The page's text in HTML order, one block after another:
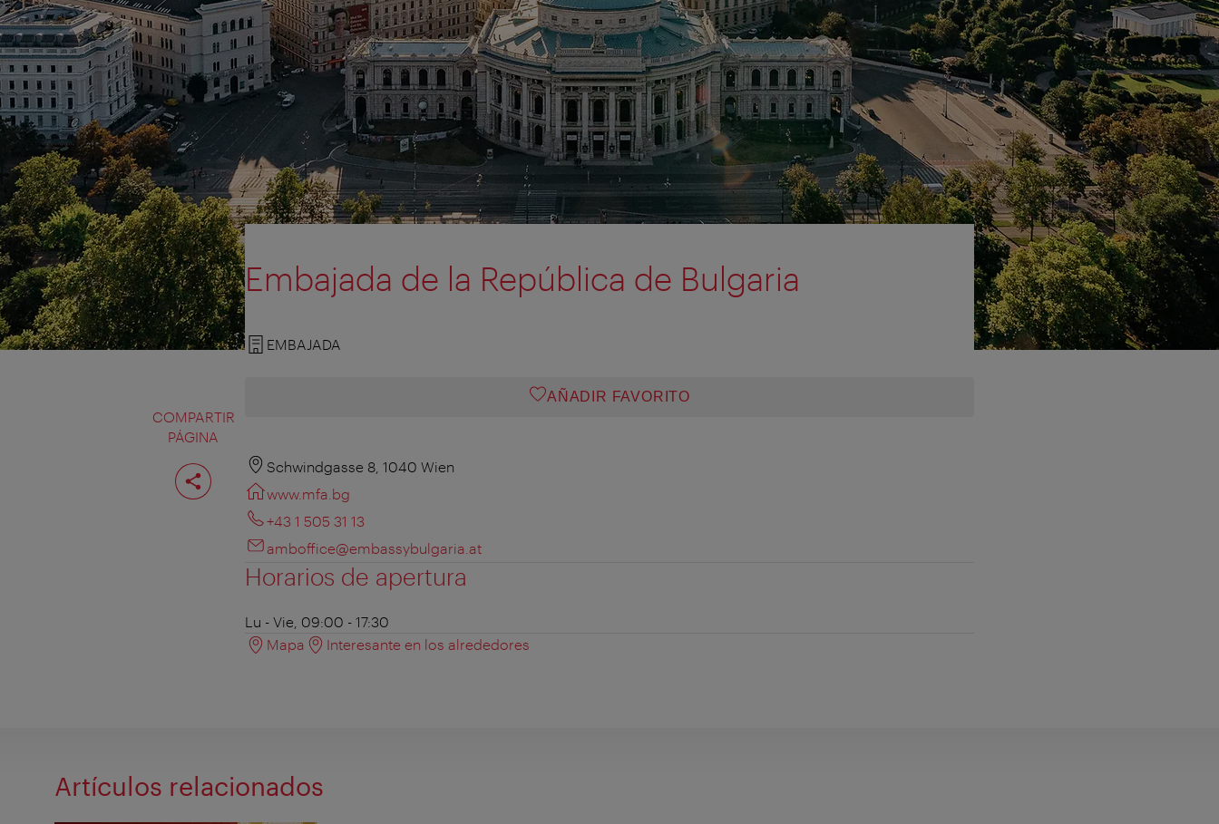
COMPARTIR
PÁGINA
Compartir
página
Embajada de la República de Bulgaria
EMBAJADA
AÑADIR FAVORITO
Schwindgasse 8, 1040 Wien
www.mfa.bg
+43 1 505 31 13
amboffice@embassybulgaria.at
Horarios de apertura
Lu - Vie, 09:00 - 17:30
Mapa
Interesante en los alrededores
Artículos relacionados